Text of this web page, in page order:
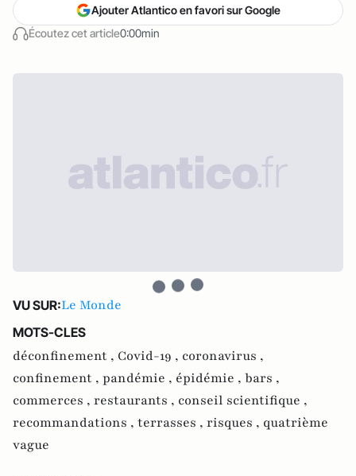
Écoutez cet article0:00min
Ajouter Atlantico en favori sur Google
VU SUR:Le Monde
MOTS-CLES
déconfinement , Covid-19 , coronavirus ,
confinement , pandémie , épidémie , bars ,
commerces , restaurants , conseil scientifique ,
recommandations , terrasses , risques , quatrième
vague